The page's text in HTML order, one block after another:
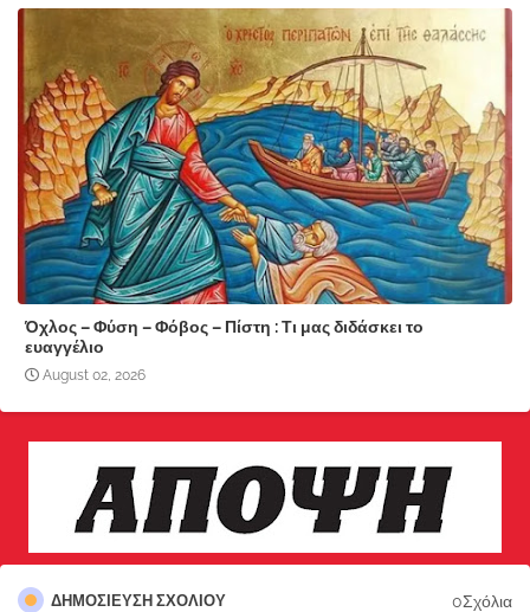
Όχλος – Φύση – Φόβος – Πίστη : Τι μας διδάσκει το
ευαγγέλιο
August 02, 2026
ΔΗΜΟΣΊΕΥΣΗ ΣΧΟΛΊΟΥ 0Σχόλια